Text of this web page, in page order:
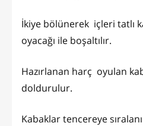
İkiye bölünerek içleri tatlı
oyacağı ile boşaltılır.
Hazırlanan harç oyulan
doldurulur.
Kabaklar tencereye